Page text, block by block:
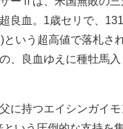
良血。1歳セリで、
という超高値で落札さ
、良血ゆえに種牡馬
に持つエイシンガイ